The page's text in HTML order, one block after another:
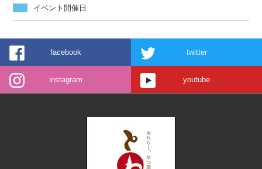
イベント開催日
facebook twitter
instagram youtube